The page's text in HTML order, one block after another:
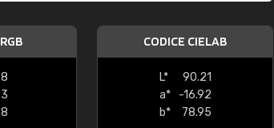
CODICE CIELAB
L*
90.21
a*
-16.92
b*
78.95